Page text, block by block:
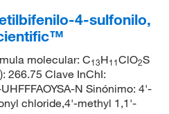
4-sulfonilo,
molecular: C13H11ClO2S
266.75 Clave InChI:
N Sinónimo: 4'-
chloride,4'-methyl 1,1'-